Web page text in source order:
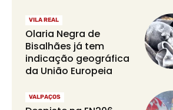
VILA REAL
Olaria Negra de
Bisalhães já tem
indicação geográfica
da União Europeia
VALPAÇOS